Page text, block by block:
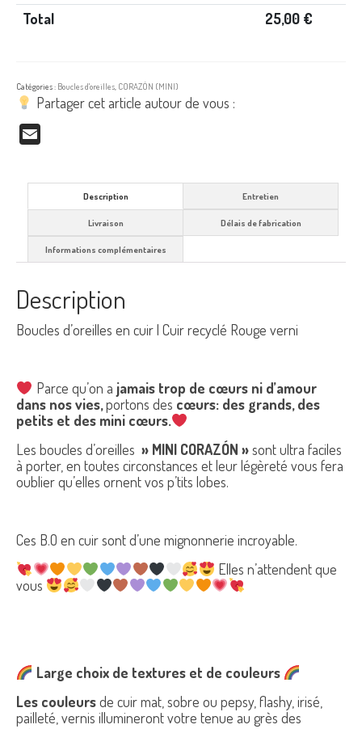
Total
25,00€
Catégories : Boucles d'oreilles, CORAZÓN (MINI)
Partager cet article autour de vous :
Description Entretien
Livraison Délais de fabrication
Informations complémentaires
Description
Boucles d’oreilles en cuir | Cuir recyclé Rouge verni
Parce qu’on a jamais trop de cœurs ni d’amour
dans nos vies,portons des cœurs: des grands, des
petits et des mini cœurs.
Les boucles d’oreilles » MINI CORAZÓN »sont ultra faciles
à porter, en toutes circonstances et leur légèreté vous fera
oublier qu’elles ornent vos p’tits lobes.
Ces B.O en cuir sont d’une mignonnerie incroyable.
Elles n’attendent que
vous
Large choix de textures et de couleurs
Les couleursde cuir mat, sobre ou pepsy, flashy, irisé,
pailleté, vernis illumineront votre tenue au grès des